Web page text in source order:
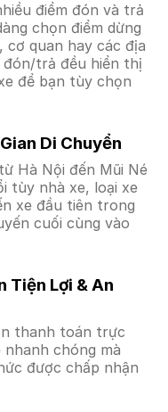
điểm đón và trả
chọn điểm dừng
quan hay các địa
đón/trả đều hiển thị
để bạn tùy chọn
Di Chuyển
Hà Nội đến Mũi Né
tùy nhà xe, loại xe
xe đầu tiên trong
cuối cùng vào
Tiện Lợi & An
thanh toán trực
chóng mà
được chấp nhận